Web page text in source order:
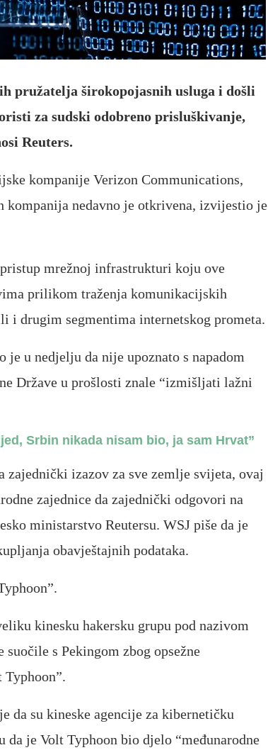
pružatelja širokopojasnih usluga i došli
za sudski odobreno prisluškivanje,
Reuters.
kompanije Verizon Communications,
kompanija nedavno je otkrivena, izvijestio je
mrežnoj infrastrukturi koju ove
prilikom traženja komunikacijskih
i drugim segmentima internetskog prometa.
u nedjelju da nije upoznato s napadom
Države u prošlosti znale “izmišljati lažni
Srbin nikada nisam bio, ja sam Hrvat”
zajednički izazov za sve zemlje svijeta, ovaj
zajednice da zajednički odgovori na
ministarstvo Reutersu. WSJ piše da je
obavještajnih podataka.
kinesku hakersku grupu pod nazivom
s Pekingom zbog opsežne
da su kineske agencije za kibernetičku
je Volt Typhoon bio djelo “međunarodne